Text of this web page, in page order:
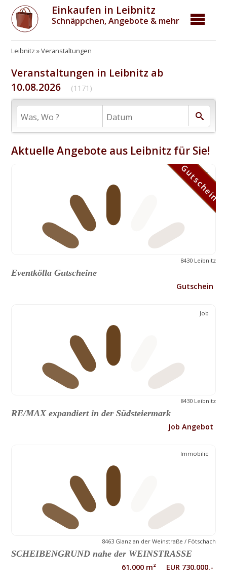
Einkaufen in Leibnitz
Schnäppchen, Angebote & mehr
Leibnitz Veranstaltungen
Veranstaltungen in Leibnitz ab
10.08.2026
(1171)
Aktuelle Angebote aus Leibnitz für Sie!
Gutschein
8430 Leibnitz
Eventkölla Gutscheine
Gutschein
Gutschein
Job
8430 Leibnitz
RE/MAX expandiert in der Südsteiermark
Job Angebot
Immobilie
8463 Glanz an der Weinstraße / Fötschach
SCHEIBENGRUND nahe der WEINSTRASSE
61.000 m² EUR 730.000.-